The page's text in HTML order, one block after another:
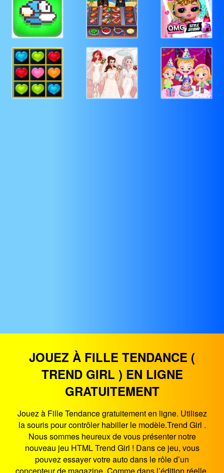
JOUEZ À FILLE TENDANCE (
TREND GIRL ) EN LIGNE
GRATUITEMENT
Jouez à Fille Tendance gratuitement en ligne. Utilisez
la souris pour contrôler habiller le modèle.Trend Girl .
Nous sommes heureux de vous présenter notre
nouveau jeu HTML Trend Girl ! Dans ce jeu, vous
pouvez essayer votre auto dans le rôle d’un